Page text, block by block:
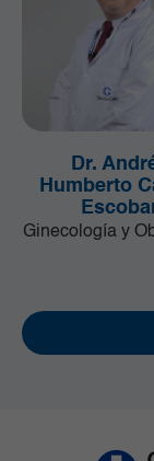
Dr.
Humberto
Ginecología y